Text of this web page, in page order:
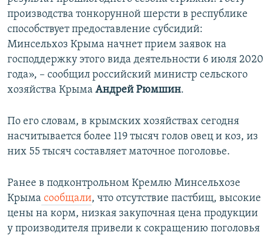
производства тонкорунной шерсти в республике
способствует предоставление субсидий:
Минсельхоз Крыма начнет прием заявок на
господдержку этого вида деятельности 6 июля 2020
года», – сообщил российский министр сельского
хозяйства Крыма Андрей Рюмшин.
По его словам, в крымских хозяйствах сегодня
насчитывается более 119 тысяч голов овец и коз, из
них 55 тысяч составляет маточное поголовье.
Ранее в подконтрольном Кремлю Минсельхозе
Крыма сообщали, что отсутствие пастбищ, высокие
цены на корм, низкая закупочная цена продукции
у производителя привели к сокращению поголовья